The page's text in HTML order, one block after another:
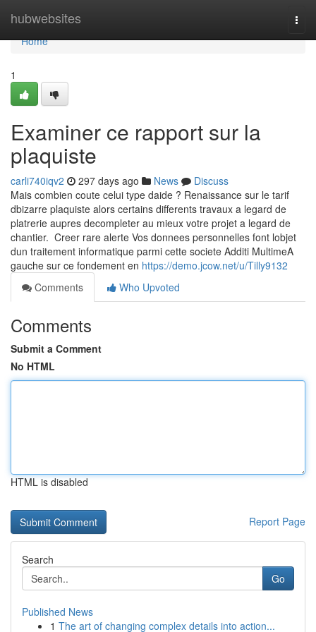
hubwebsites
Home
Home
1
Examiner ce rapport sur la
plaquiste
carli740iqv2 297 days ago News
Discuss
Mais combien coute celui type daide ? Renaissance sur le tarif
dbizarre plaquiste alors certains differents travaux a legard de
platrerie aupres decompleter au mieux votre projet a legard de
chantier. Creer rare alerte Vos donnees personnelles font lobjet
dun traitement informatique parmi cette societe Additi MultimeA
gauche sur ce fondement en https://demo.jcow.net/u/Tilly9132
Comments
Who Upvoted
Comments
Submit a Comment
No HTML
HTML is disabled
Report Page
Search
Go
Published News
1 The art of changing complex details into action...